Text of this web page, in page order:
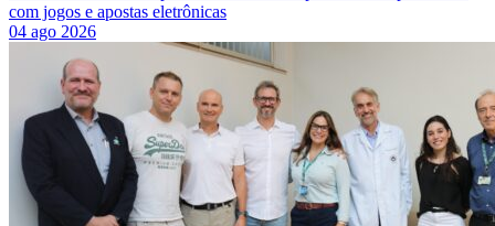
com jogos e apostas eletrônicas
04 ago 2026